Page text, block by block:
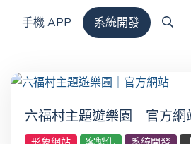
手機 APP
系統開發
六福村主題遊樂園｜官方網